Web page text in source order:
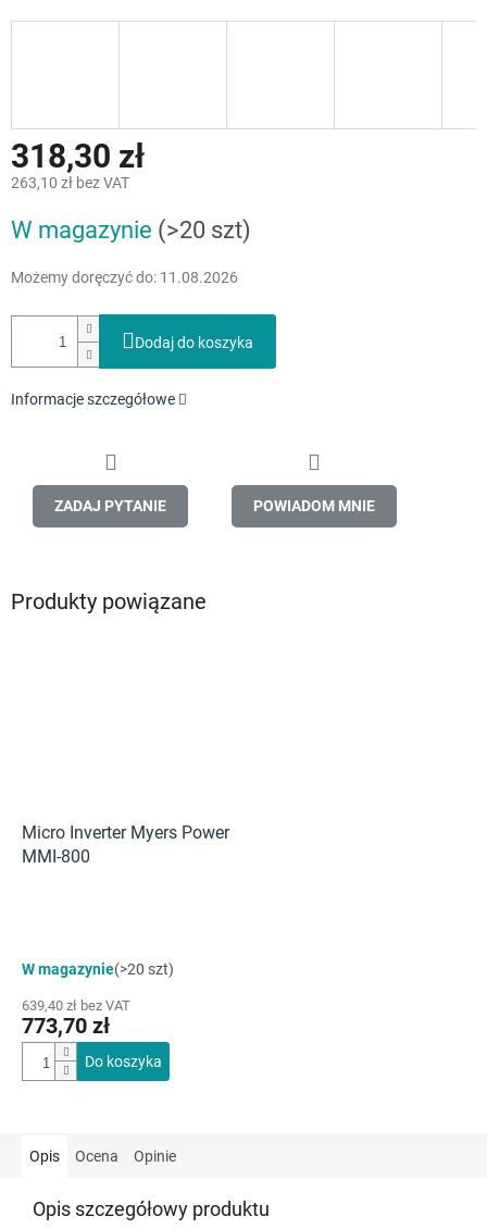
318,30 zł
263,10 zł bez VAT
jednostkowa:
W magazynie (>20 szt)
Możemy doręczyć do: 11.08.2026
Dodaj do koszyka
Informacje szczegółowe
ZADAJ PYTANIE POWIADOM MNIE
Produkty powiązane
Micro Inverter Myers Power
MMI-800
W magazynie(>20 szt)
639,40 zł bez VAT
773,70 zł
Do koszyka
Opis Ocena Opinie
Opis szczegółowy produktu